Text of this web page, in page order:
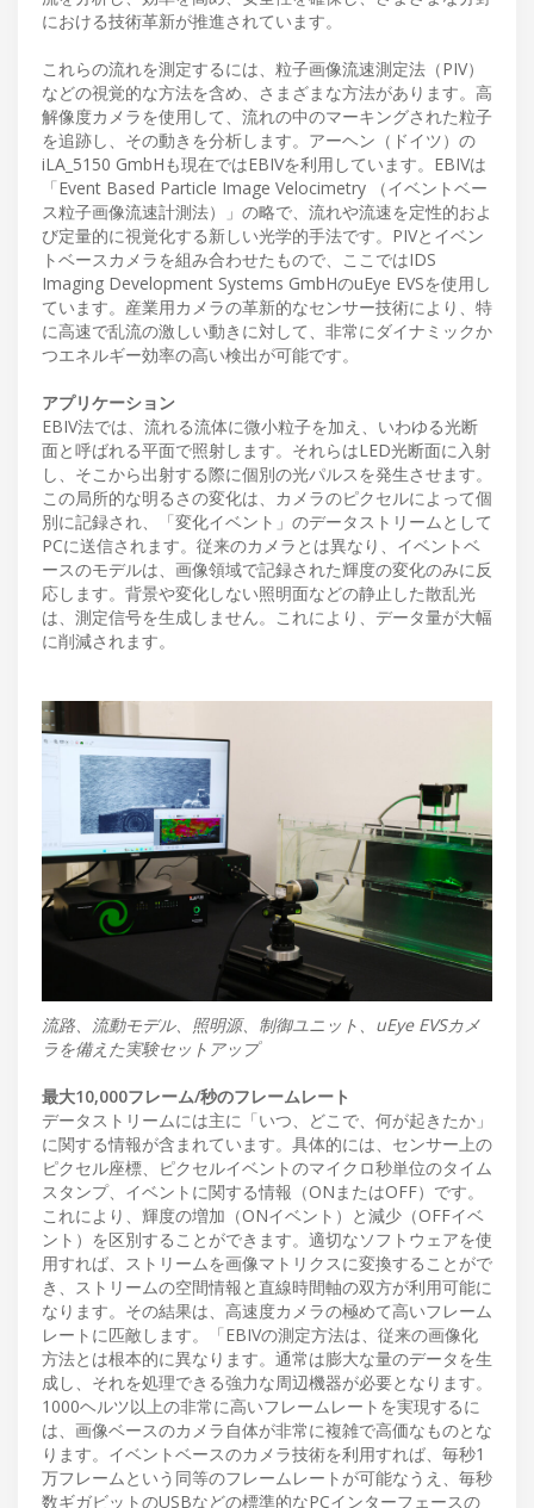
における技術革新が推進されています。
これらの流れを測定するには、粒子画像流速測定法（PIV）
などの視覚的な方法を含め、さまざまな方法があります。高
解像度カメラを使用して、流れの中のマーキングされた粒子
を追跡し、その動きを分析します。アーヘン（ドイツ）の
iLA_5150 GmbHも現在ではEBIVを利用しています。EBIVは
「Event Based Particle Image Velocimetry （イベントベー
ス粒子画像流速計測法）」の略で、流れや流速を定性的およ
び定量的に視覚化する新しい光学的手法です。PIVとイベン
トベースカメラを組み合わせたもので、ここではIDS
Imaging Development Systems GmbHのuEye EVSを使用し
ています。産業用カメラの革新的なセンサー技術により、特
に高速で乱流の激しい動きに対して、非常にダイナミックか
つエネルギー効率の高い検出が可能です。
アプリケーション
EBIV法では、流れる流体に微小粒子を加え、いわゆる光断
面と呼ばれる平面で照射します。それらはLED光断面に入射
し、そこから出射する際に個別の光パルスを発生させます。
この局所的な明るさの変化は、カメラのピクセルによって個
別に記録され、「変化イベント」のデータストリームとして
PCに送信されます。従来のカメラとは異なり、イベントベ
ースのモデルは、画像領域で記録された輝度の変化のみに反
応します。背景や変化しない照明面などの静止した散乱光
は、測定信号を生成しません。これにより、データ量が大幅
に削減されます。
流路、流動モデル、照明源、制御ユニット、uEye EVSカメ
ラを備えた実験セットアップ
最大10,000フレーム/秒のフレームレート
データストリームには主に「いつ、どこで、何が起きたか」
に関する情報が含まれています。具体的には、センサー上の
ピクセル座標、ピクセルイベントのマイクロ秒単位のタイム
スタンプ、イベントに関する情報（ONまたはOFF）です。
これにより、輝度の増加（ONイベント）と減少（OFFイベ
ント）を区別することができます。適切なソフトウェアを使
用すれば、ストリームを画像マトリクスに変換することがで
き、ストリームの空間情報と直線時間軸の双方が利用可能に
なります。その結果は、高速度カメラの極めて高いフレーム
レートに匹敵します。「EBIVの測定方法は、従来の画像化
方法とは根本的に異なります。通常は膨大な量のデータを生
成し、それを処理できる強力な周辺機器が必要となります。
1000ヘルツ以上の非常に高いフレームレートを実現するに
は、画像ベースのカメラ自体が非常に複雑で高価なものとな
ります。イベントベースのカメラ技術を利用すれば、毎秒1
万フレームという同等のフレームレートが可能なうえ、毎秒
数ギガビットのUSBなどの標準的なPCインターフェースの